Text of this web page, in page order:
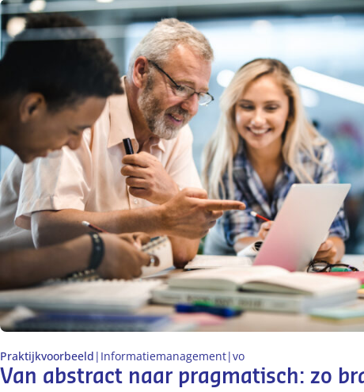
Van abstract naar pragmatisch: zo
Praktijkvoorbeeld | Informatiemanagement|vo